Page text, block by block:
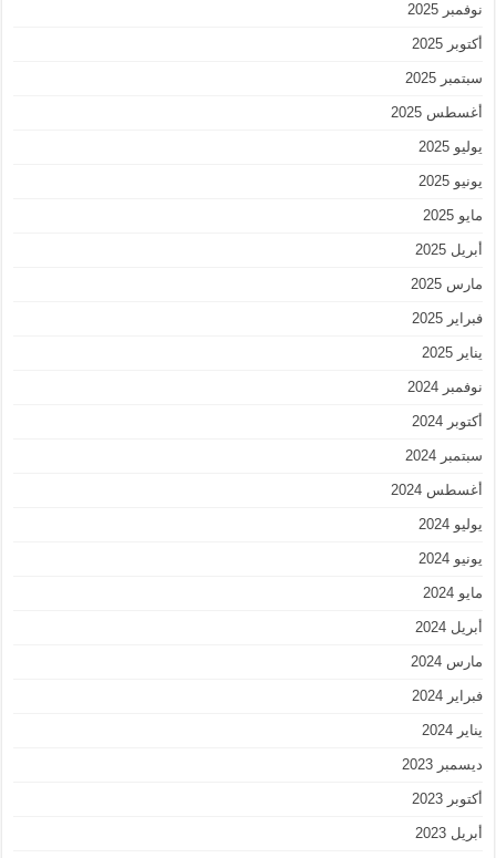
نوفمبر 2025
أكتوبر 2025
سبتمبر 2025
أغسطس 2025
يوليو 2025
يونيو 2025
مايو 2025
أبريل 2025
مارس 2025
فبراير 2025
يناير 2025
نوفمبر 2024
أكتوبر 2024
سبتمبر 2024
أغسطس 2024
يوليو 2024
يونيو 2024
مايو 2024
أبريل 2024
مارس 2024
فبراير 2024
يناير 2024
ديسمبر 2023
أكتوبر 2023
أبريل 2023